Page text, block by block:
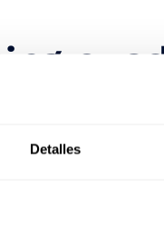
Detalles
mejor, pero es mejor
tácticas que se